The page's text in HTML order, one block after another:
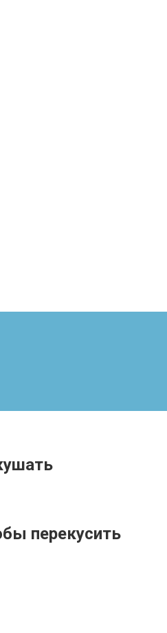
перекусить